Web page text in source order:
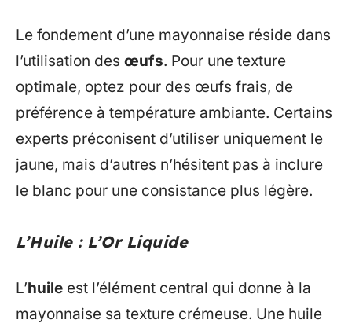
Le fondement d’une mayonnaise réside dans
l’utilisation des œufs. Pour une texture
optimale, optez pour des œufs frais, de
préférence à température ambiante. Certains
experts préconisent d’utiliser uniquement le
jaune, mais d’autres n’hésitent pas à inclure
le blanc pour une consistance plus légère.
L’Huile : L’Or Liquide
L’huile est l’élément central qui donne à la
mayonnaise sa texture crémeuse. Une huile